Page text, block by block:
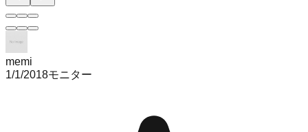
memi
1/1/2018モニター